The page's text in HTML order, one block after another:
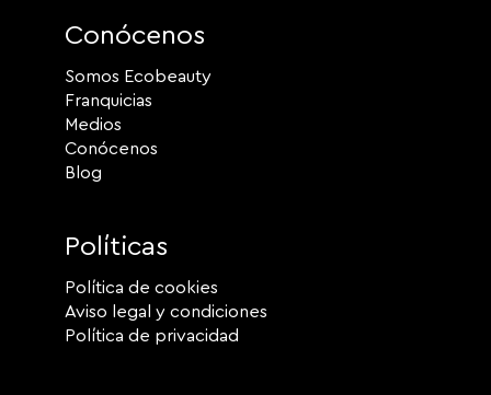
Conócenos
Somos Ecobeauty
Franquicias
Medios
Conócenos
Blog
Políticas
Política de cookies
Aviso legal y condiciones
Política de privacidad